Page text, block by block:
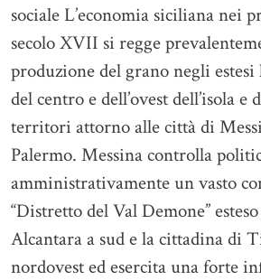
sociale L’economia siciliana nei
secolo XVII si regge
produzione del grano negli
del centro e dell’ovest dell’isola e
territori attorno alle città di
Palermo. Messina controlla
amministrativamente un vasto
“Distretto del Val Demone”
Alcantara a sud e la cittadina di
nordovest ed esercita una forte